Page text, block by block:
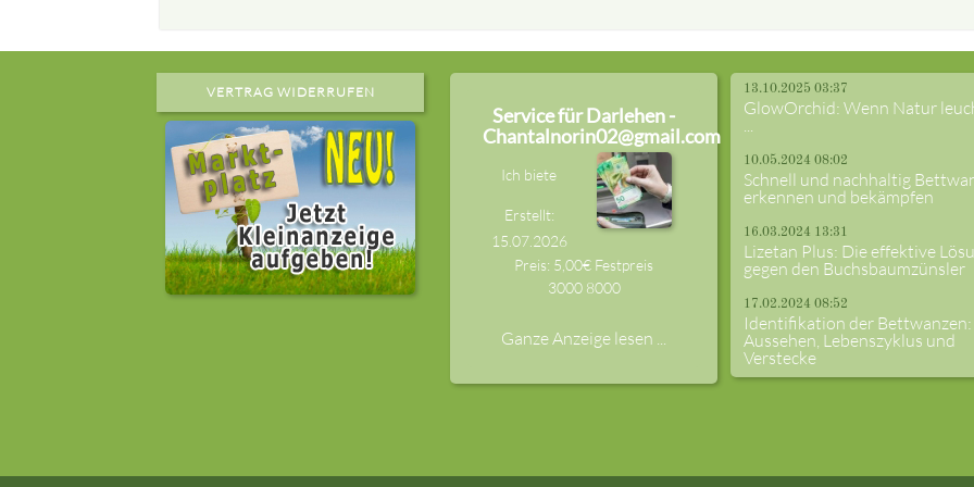
VERTRAG WIDERRUFEN
Service für Darlehen -
Chantalnorin02@gmail.com
Ich biete
Erstellt:
15.07.2026
Preis: 5,00€ Festpreis
3000 8000
Ganze Anzeige lesen ...
13.10.2025 03:37
GlowOrchid: Wenn Natur
...
10.05.2024 08:02
Schnell und nachhaltig
erkennen und bekämpfen
16.03.2024 13:31
Lizetan Plus: Die effektive
gegen den Buchsbaumzünsler
17.02.2024 08:52
Identifikation der Bettwanzen:
Aussehen, Lebenszyklus und
Verstecke